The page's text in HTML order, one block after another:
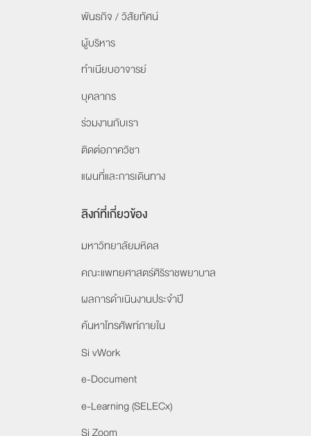
พันธกิจ / วิสัยทัศน์
ผู้บริหาร
ทำเนียบอาจารย์
บุคลากร
ร่วมงานกับเรา
ติดต่อภาควิชา
แผนที่และการเดินทาง
ลิงก์ที่เกี่ยวข้อง
มหาวิทยาลัยมหิดล
คณะแพทยศาสตร์ศิริราชพยาบาล
ผลการดำเนินงานประจำปี
ค้นหาโทรศัพท์ภายใน
Si vWork
e-Document
e-Learning (SELECx)